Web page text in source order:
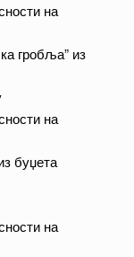
на
гробља” из
на
буџета
на